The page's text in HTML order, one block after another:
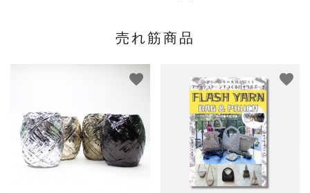
売れ筋商品
favorite favorite